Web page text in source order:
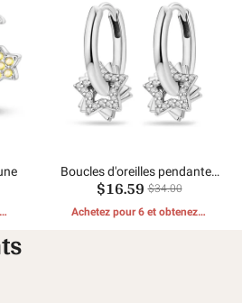
Boucles d'oreilles pendantes
étoile scintillante
$16.59 $34.00
Achetez pour 6 et obtenez 1